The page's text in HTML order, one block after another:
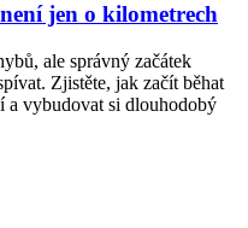
jen o kilometrech
ale správný začátek
Zjistěte, jak začít běhat
a vybudovat si dlouhodobý